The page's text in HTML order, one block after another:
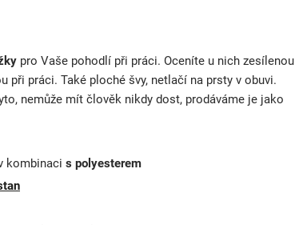
pro Vaše pohodlí při práci. Oceníte u nich zesílenou
při práci. Také ploché švy, netlačí na prsty v obuvi.
nemůže mít člověk nikdy dost, prodáváme je jako
kombinaci s polyesterem